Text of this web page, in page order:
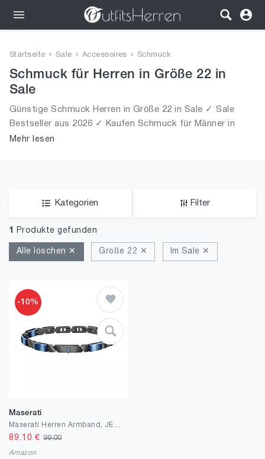
Bekleidung
Schuhe
Startseite Sale Accessoires Schmuck
Schmuck für Herren in Größe 22 in
Sale
Günstige Schmuck Herren in Größe 22 in Sale ✓ Sale
Bestseller aus 2026 ✓ Kaufen Schmuck für Männer in
Größe 22 in Sale!
Mehr lesen
Kategorien Filter
1 Produkte gefunden
Alle löschen ✕ Größe 22 ✕ Im Sale ✕
-10%
Maserati
89.10 €99.00
Amazon